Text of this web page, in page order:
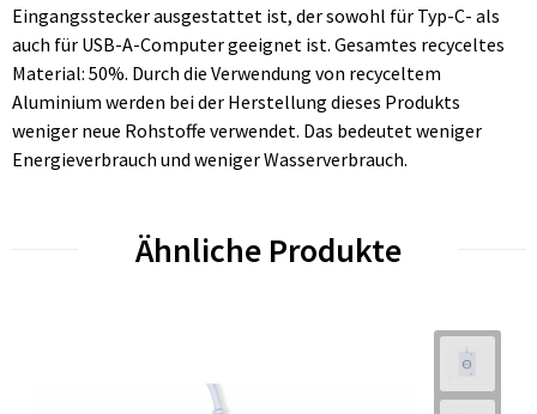
Eingangsstecker ausgestattet ist, der sowohl für Typ-C- als
auch für USB-A-Computer geeignet ist. Gesamtes recyceltes
Material: 50%. Durch die Verwendung von recyceltem
Aluminium werden bei der Herstellung dieses Produkts
weniger neue Rohstoffe verwendet. Das bedeutet weniger
Energieverbrauch und weniger Wasserverbrauch.
Ähnliche Produkte